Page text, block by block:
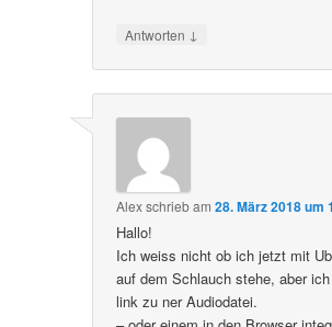
Antworten ↓
Alexschriebam28. März 2018 um
Hallo!
Ich weiss nicht ob ich jetzt mit
auf dem Schlauch stehe, aber
link zu ner Audiodatei.